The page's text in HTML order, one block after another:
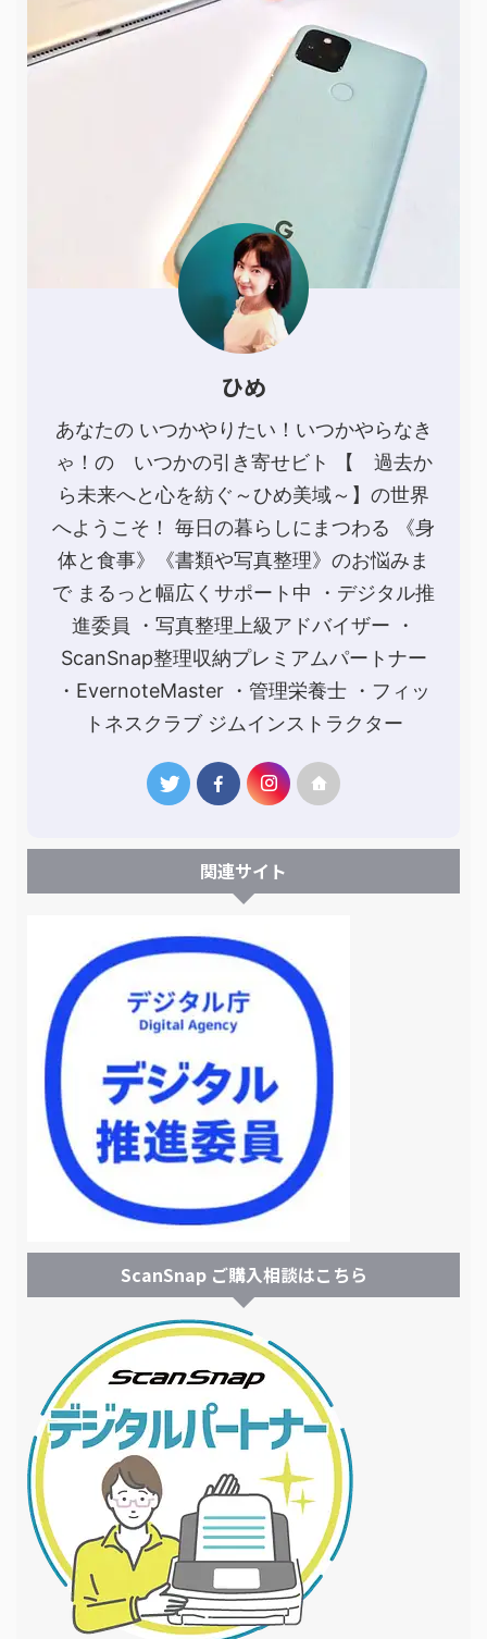
ひめ
あなたの いつかやりたい！いつかやらなき
ゃ！の いつかの引き寄せビト 【 過去か
ら未来へと心を紡ぐ～ひめ美域～】の世界
へようこそ！ 毎日の暮らしにまつわる 《身
体と食事》《書類や写真整理》のお悩みま
で まるっと幅広くサポート中 ・デジタル推
進委員 ・写真整理上級アドバイザー ・
ScanSnap整理収納プレミアムパートナー
・EvernoteMaster ・管理栄養士 ・フィッ
トネスクラブ ジムインストラクター
関連サイト
ScanSnap ご購入相談はこちら